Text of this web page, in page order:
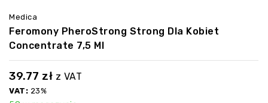
Medica
Feromony PheroStrong Strong Dla Kobiet
Concentrate 7,5 Ml
39.77 zł z VAT
VAT: 23%